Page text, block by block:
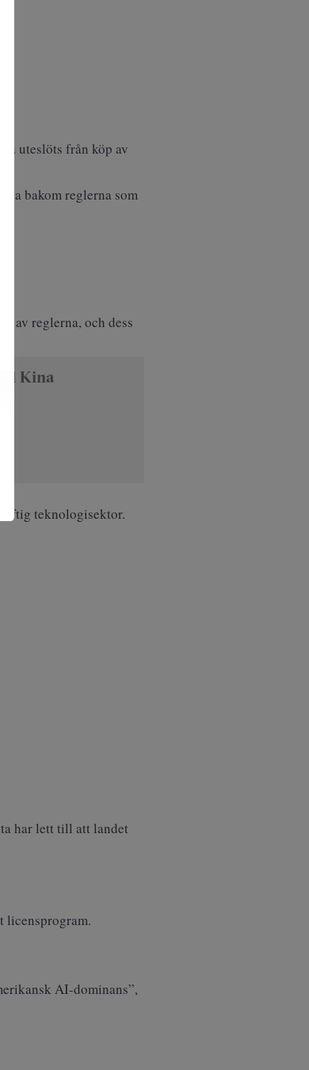
uteslöts från köp av
bakom reglerna som
av reglerna, och dess
Kina
teknologisektor.
har lett till att landet
licensprogram.
AI-dominans”,